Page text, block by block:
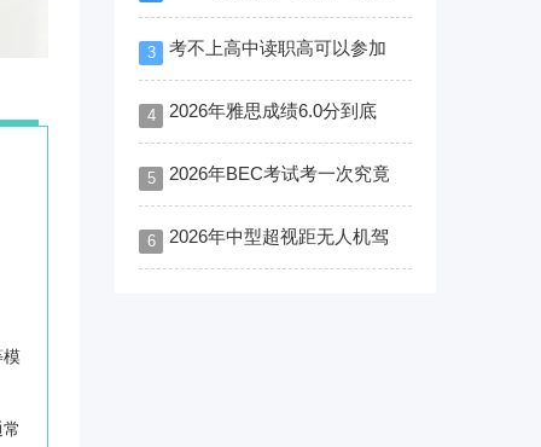
模
3 考不上高中读职高可以参加
4 2026年雅思成绩6.0分到底
5 2026年BEC考试考一次究竟
6 2026年中型超视距无人机驾